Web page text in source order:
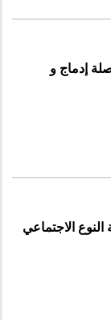
إدماج و
الاجتماعي